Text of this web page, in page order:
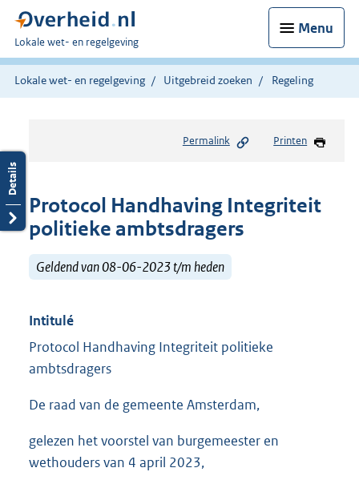
Menu
U
bent
hier:
Lokale wet- en regelgeving
Lokale wet- en regelgeving Uitgebreid zoeken Regeling
Permalink Printen
Protocol Handhaving Integriteit
politieke ambtsdragers
Geldend van 08-06-2023 t/m heden
Intitulé
Protocol Handhaving Integriteit politieke
ambtsdragers
De raad van de gemeente Amsterdam,
gelezen het voorstel van burgemeester en
wethouders van 4 april 2023,